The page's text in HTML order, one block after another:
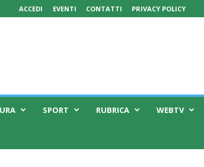
ACCEDI EVENTI CONTATTI PRIVACY POLICY
SPORT RUBRICA WEBTV